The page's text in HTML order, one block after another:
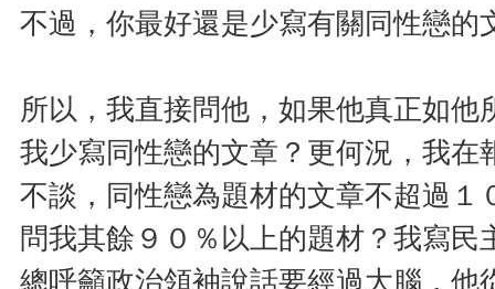
不過，你最好還是少寫有關同性戀
所以，我直接問他，如果他真正如
我少寫同性戀的文章？更何況，我
不談，同性戀為題材的文章不超過
問我其餘９０％以上的題材？我寫
總呼籲政治領袖說話要經過大腦，